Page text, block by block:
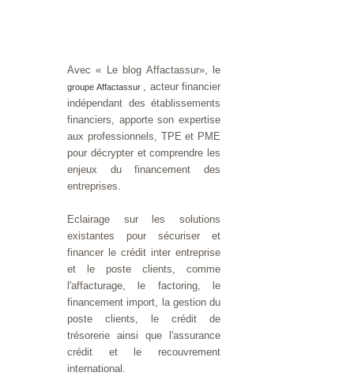
Avec « Le blog Affactassur», le
groupe Affactassur , acteur financier
indépendant des établissements
financiers, apporte son expertise
aux professionnels, TPE et PME
pour décrypter et comprendre les
enjeux du financement des
entreprises.
Eclairage sur les solutions
existantes pour sécuriser et
financer le crédit inter entreprise
et le poste clients, comme
l'affacturage, le factoring, le
financement import, la gestion du
poste clients, le crédit de
trésorerie ainsi que l'assurance
crédit et le recouvrement
international.